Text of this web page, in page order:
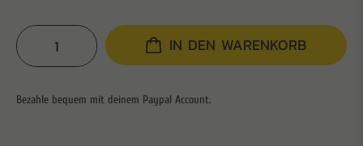
IN DEN WARENKORB